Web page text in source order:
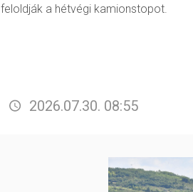
feloldják a hétvégi kamionstopot.
2026.07.30. 08:55